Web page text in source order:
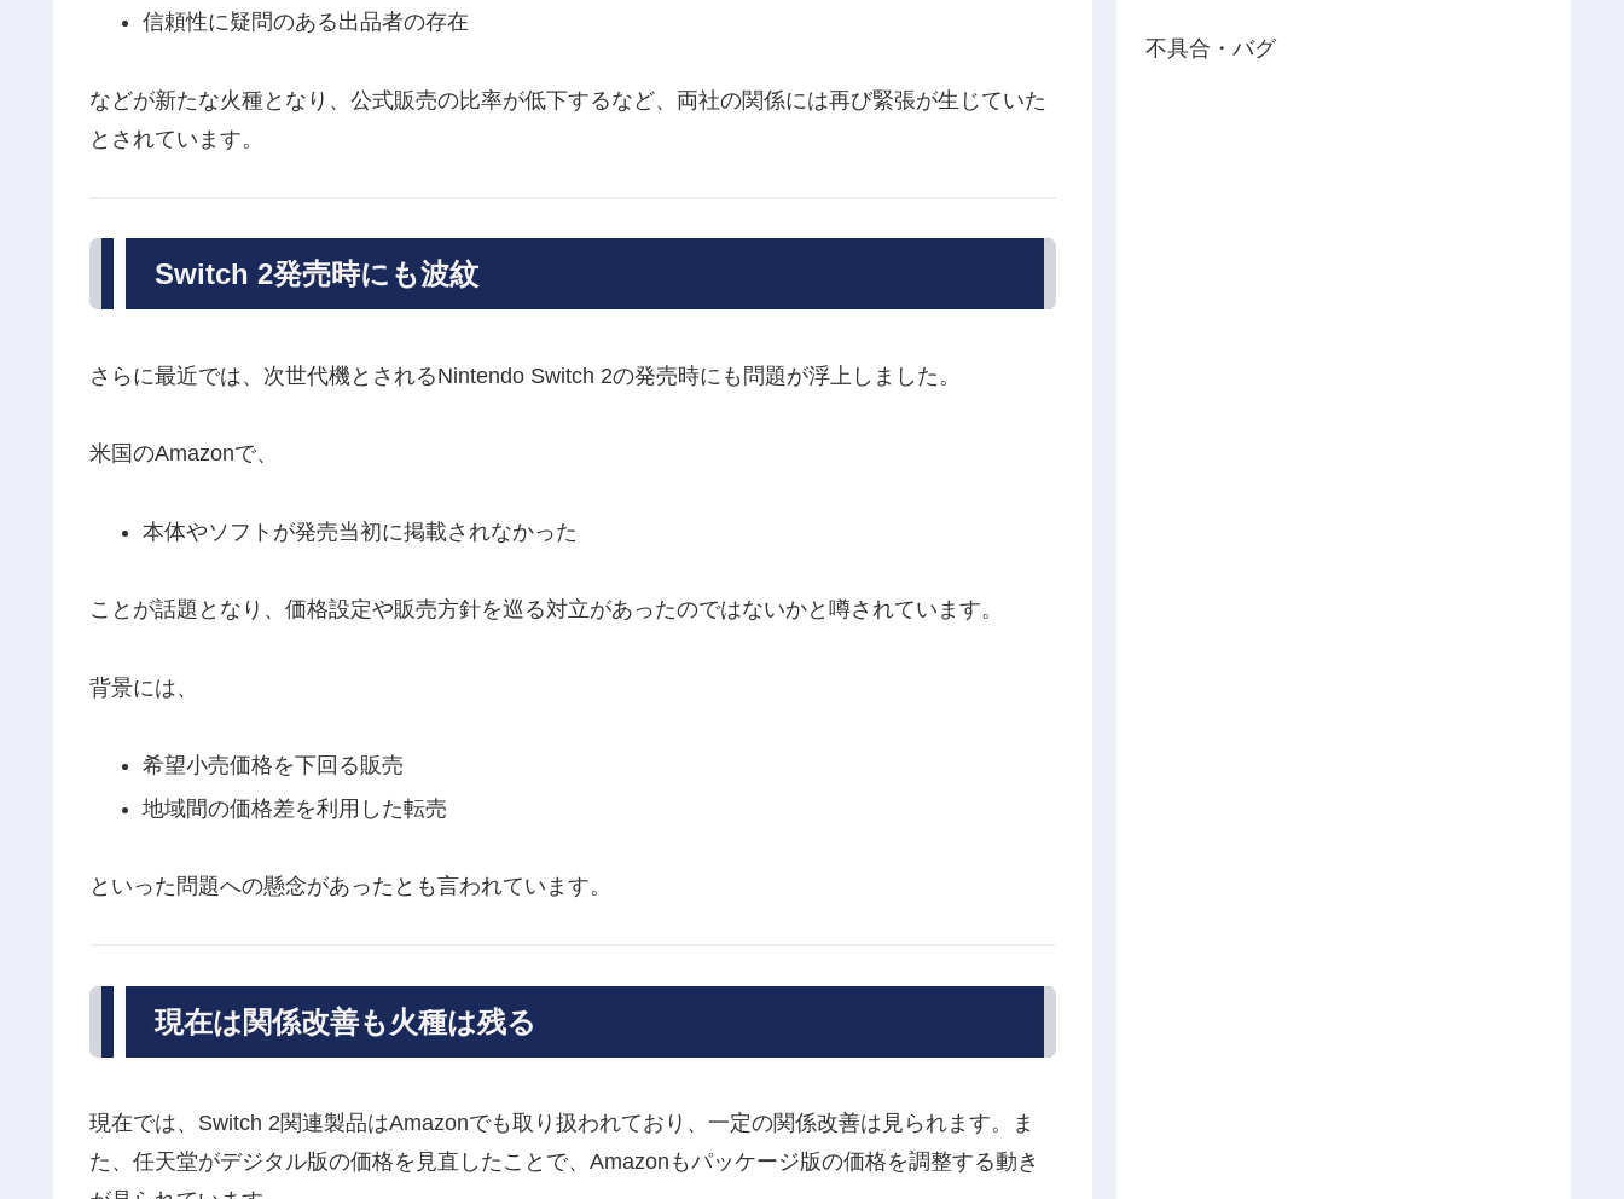
信頼性に疑問のある出品者の存在
などが新たな火種となり、公式販売の比率が低下するなど、両社の関係には再び緊張が生じていた
とされています。
Switch 2発売時にも波紋
さらに最近では、次世代機とされるNintendo Switch 2の発売時にも問題が浮上しました。
米国のAmazonで、
本体やソフトが発売当初に掲載されなかった
ことが話題となり、価格設定や販売方針を巡る対立があったのではないかと噂されています。
背景には、
希望小売価格を下回る販売
地域間の価格差を利用した転売
といった問題への懸念があったとも言われています。
現在は関係改善も火種は残る
現在では、Switch 2関連製品はAmazonでも取り扱われており、一定の関係改善は見られます。ま
た、任天堂がデジタル版の価格を見直したことで、Amazonもパッケージ版の価格を調整する動き
不具合・バグ